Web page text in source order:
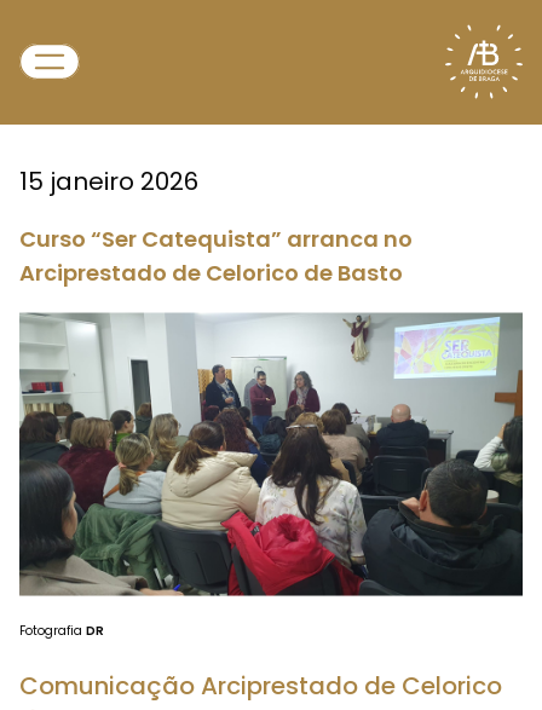
15 janeiro 2026
Curso “Ser Catequista” arranca no
Arciprestado de Celorico de Basto
Fotografia DR
Comunicação Arciprestado de Celorico